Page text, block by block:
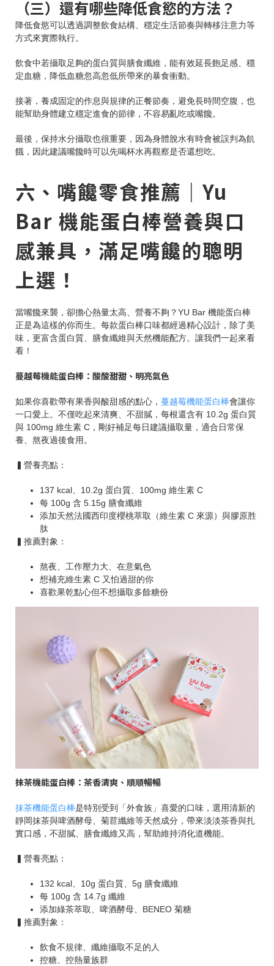
（三）還有哪些降低食慾的方法？
降低食慾可以透過調整飲食結構、穩定生活節奏與轉移注意力等
方式來實際執行。
飲食中若攝取足夠的蛋白質與膳食纖維，能有效延長飽足感、穩
定血糖，降低血糖忽高忽低所帶來的暴食衝動。
接著，養成固定的作息與規律的正餐節奏，避免長時間空腹，也
能幫助身體建立穩定進食的節律，不容易亂吃或嘴饞。
最後，保持水分攝取也很重要，因為身體脫水有時會被誤判為飢
餓，因此建議嘴饞時可以先喝杯水再觀察是否還想吃。
六、嘴饞零食推薦｜Yu
Bar 機能蛋白棒營養與口
感兼具，滿足嘴饞的聰明
上選！
當嘴饞來襲，卻擔心熱量太高、營養不夠？YU Bar 機能蛋白棒
正是為這樣的你而生。每款蛋白棒口味都經過精心設計，除了美
味，更富含蛋白質、膳食纖維與天然機能配方。讓我們一起來看
看！
蔓越莓機能蛋白棒：酸酸甜甜、明亮氣色
如果你喜歡帶有果香與酸甜感的點心， 蔓越莓機能蛋白棒會讓你
一口愛上。不僅吃起來清爽、不甜膩，每根還含有 10.2g 蛋白質
與 100mg 維生素 C，剛好補足每日建議攝取量，適合日常保
養、熬夜過後食用。
▍營養亮點：
137 kcal、10.2g 蛋白質、100mg 維生素 C
每 100g 含 5.15g 膳食纖維
添加天然法國西印度櫻桃萃取（維生素 C 來源）與膠原胜
肽
▍推薦對象：
熬夜、工作壓力大、在意氣色
想補充維生素 C 又怕過甜的你
喜歡果乾點心但不想攝取多餘糖份
抹茶機能蛋白棒：茶香清爽、順順暢暢
抹茶機能蛋白棒是特別受到「外食族」喜愛的口味，選用清新的
靜岡抹茶與啤酒酵母、菊苣纖維等天然成分，帶來淡淡茶香與扎
實口感，不甜膩、膳食纖維又高，幫助維持消化道機能。
▍營養亮點：
132 kcal、10g 蛋白質、5g 膳食纖維
每 100g 含 14.7g 纖維
添加綠茶萃取、啤酒酵母、BENEO 菊糖
▍推薦對象：
飲食不規律、纖維攝取不足的人
控糖、控熱量族群